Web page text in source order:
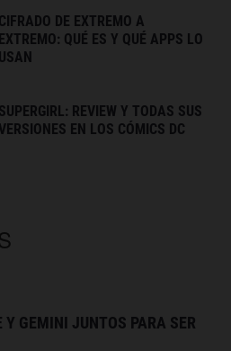
CIFRADO DE EXTREMO A
EXTREMO: QUÉ ES Y QUÉ APPS LO
USAN
SUPERGIRL: REVIEW Y TODAS SUS
VERSIONES EN LOS CÓMICS DC
Y GEMINI JUNTOS PARA SER